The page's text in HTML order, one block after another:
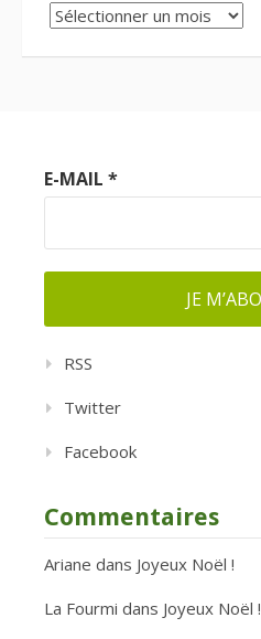
Archives
E-MAIL *
RSS
Twitter
Facebook
Commentaires
Ariane dans Joyeux Noël !
La Fourmi dans Joyeux Noël !